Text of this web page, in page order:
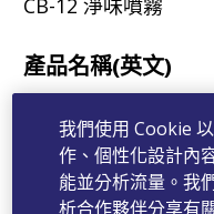
產品名稱(英文)
包裝規格
我們使用 Cookie
作、個性化設計內
能並分析流量。我
析合作夥伴分享有